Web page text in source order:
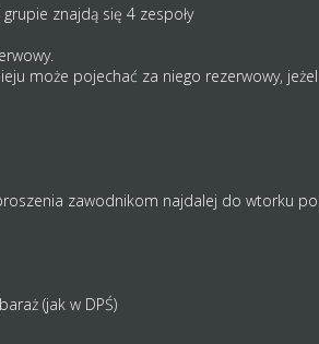
znajdą się 4 zespoły
może pojechać za niego rezerwowy,
zawodnikom najdalej do wtorku
(jak w DPŚ)